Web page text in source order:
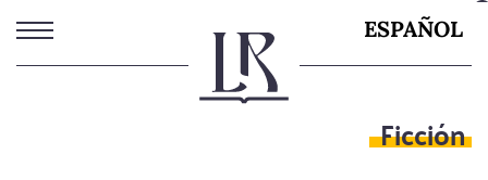
Pasar
contenido
ESPAÑOL
Ficción